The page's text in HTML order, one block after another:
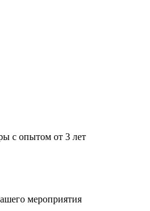
с опытом от 3 лет
мероприятия